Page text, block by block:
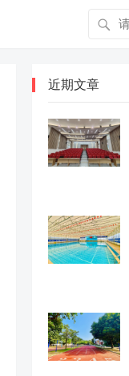
近期文章